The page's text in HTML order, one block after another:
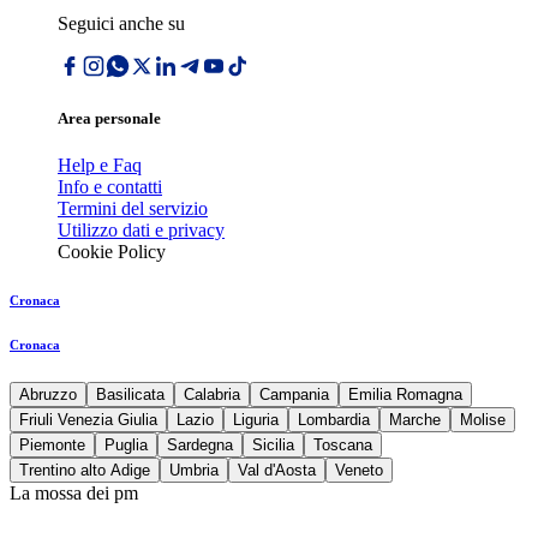
Seguici anche su
Area personale
Help e Faq
Info e contatti
Termini del servizio
Utilizzo dati e privacy
Cookie Policy
Cronaca
Cronaca
Abruzzo Basilicata Calabria Campania
Emilia Romagna
Friuli Venezia Giulia
Lazio Liguria Lombardia Marche
Molise
Piemonte
Puglia Sardegna Sicilia
Toscana
Trentino alto Adige
Umbria Val d'Aosta Veneto
La mossa dei pm